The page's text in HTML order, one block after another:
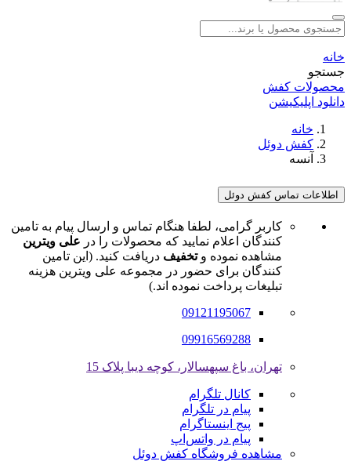
خانه
جستجو
محصولات کفش
دانلود اپلیکیشن
خانه
کفش دوئل
آنسه
اطلاعات تماس کفش دوئل
کاربر گرامی، لطفا هنگام تماس و ارسال پیام به تامین
کنندگان اعلام نمایید که محصولات را در علی ویترین
مشاهده نموده وتخفیف دریافت کنید. (این تامین
کنندگان برای حضور در مجموعه علی ویترین هزینه
تبلیغات پرداخت نموده اند.)
09121195067
09916569288
تهران، باغ سپهسالار، کوچه دیبا پلاک 15
کانال تلگرام
پیام در تلگرام
پیج اینستاگرام
پیام در واتس‌اپ
مشاهده فروشگاه کفش دوئل